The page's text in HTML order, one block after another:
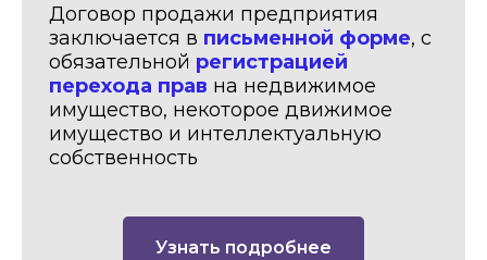
Договор продажи предприятия
заключается в письменной форме, с
обязательной регистрацией
перехода прав на недвижимое
имущество, некоторое движимое
имущество и интеллектуальную
собственность
Узнать подробнее